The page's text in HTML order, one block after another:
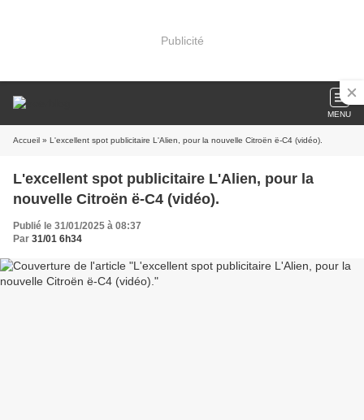
Publicité
MENU
Accueil » L'excellent spot publicitaire L'Alien, pour la nouvelle Citroën ë-C4 (vidéo).
L'excellent spot publicitaire L'Alien, pour la
nouvelle Citroën ë-C4 (vidéo).
Publié le 31/01/2025 à 08:37
Par 31/01 6h34